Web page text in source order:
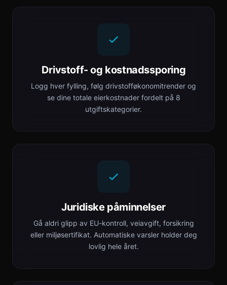
Drivstoff- og kostnadssporing
Logg hver fylling, følg drivstofføkonomitrender og
se dine totale eierkostnader fordelt på 8
utgiftskategorier.
Juridiske påminnelser
Gå aldri glipp av EU-kontroll, veiavgift, forsikring
eller miljøsertifikat. Automatiske varsler holder deg
lovlig hele året.